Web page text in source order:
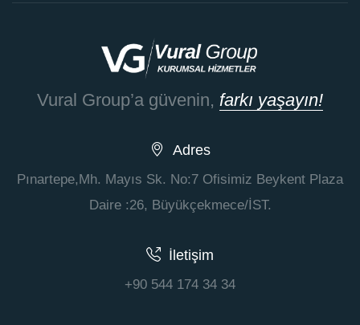
Vural Group’a güvenin, farkı yaşayın!
Adres
Pınartepe,Mh. Mayıs Sk. No:7 Ofisimiz Beykent Plaza
Daire :26, Büyükçekmece/İST.
İletişim
+90 544 174 34 34